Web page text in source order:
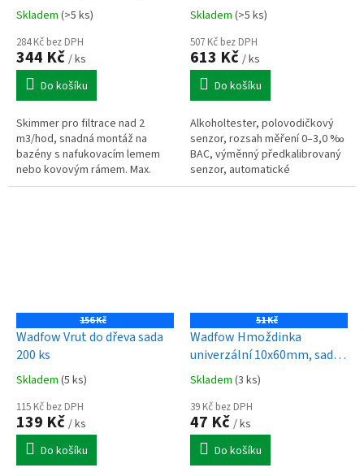
Skladem (>5 ks)
284 Kč bez DPH
344 Kč / ks
Do košíku
Skimmer pro filtrace nad 2
m3/hod, snadná montáž na
bazény s nafukovacím lemem
nebo kovovým rámem. Max.
průměr trubky 7 cm. Nevhodný
Skladem (>5 ks)
507 Kč bez DPH
613 Kč / ks
Do košíku
Alkoholtester, polovodičkový
senzor, rozsah měření 0–3,0 ‰
BAC, výměnný předkalibrovaný
senzor, automatické
samočištění, digitální LCD
156 Kč
Wadfow Vrut do dřeva sada
200 ks
Skladem (5 ks)
115 Kč bez DPH
139 Kč / ks
Do košíku
51 Kč
Wadfow Hmoždinka
univerzální 10x60mm, sada
15 ks
Skladem (3 ks)
39 Kč bez DPH
47 Kč / ks
Do košíku